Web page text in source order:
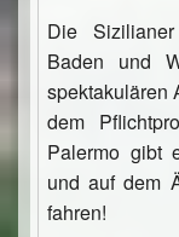
Die
Baden und
spektakulären
dem
Palermo gibt
und auf dem
fahren!